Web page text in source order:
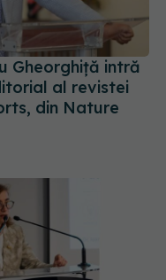
Gheorghiță intră
al revistei
din Nature